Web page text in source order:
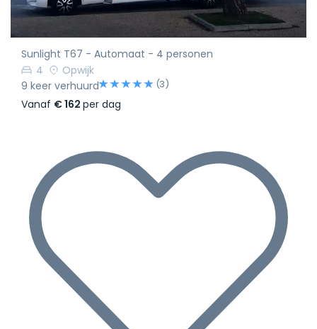
Sunlight T67 - Automaat - 4 personen
4
Opwijk
9 keer verhuurd
(3)
Vanaf € 162 per dag